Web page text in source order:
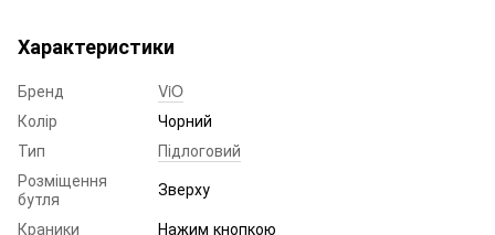
Характеристики
Бренд
ViO
Колір
Чорний
Тип
Підлоговий
Розміщення
бутля
Зверху
Краники
Нажим кнопкою